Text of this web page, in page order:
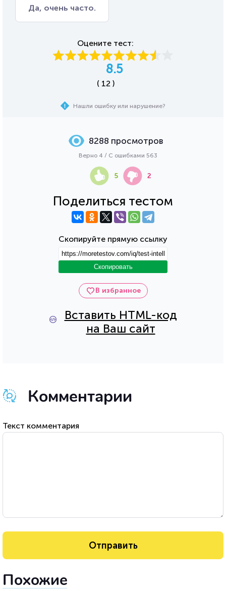
Да, очень часто.
Оцените тест:
8.5
( 12 )
Нашли ошибку или нарушение?
В избранное
Вставить HTML-код
на Ваш сайт
Поделиться тестом
Скопируйте прямую ссылку
Скопировать
8288 просмотров
Верно 4 / С ошибками 563
5 2
Комментарии
Текст комментария
Похожие